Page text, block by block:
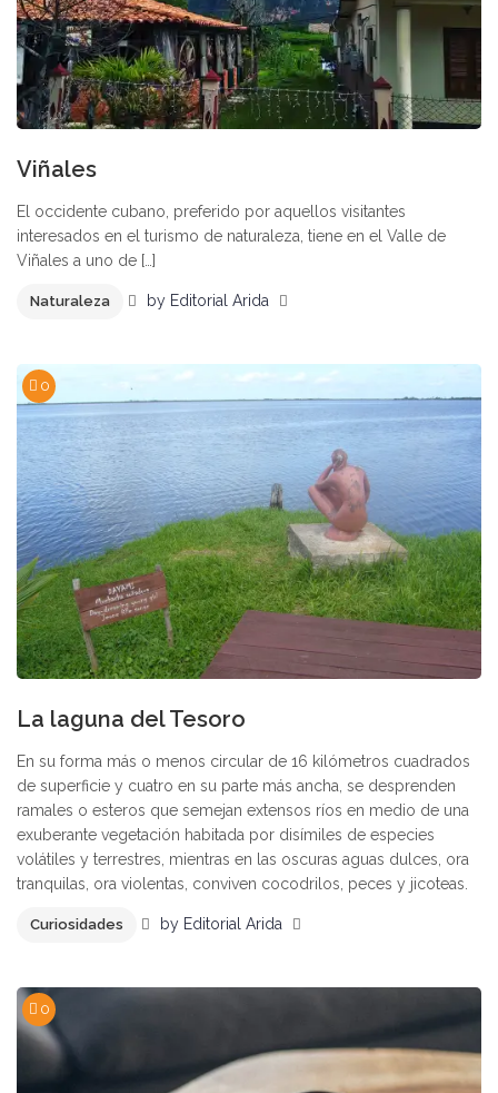
Viñales
El occidente cubano, preferido por aquellos visitantes
interesados en el turismo de naturaleza, tiene en el Valle de
Viñales a uno de […]
Naturaleza by Editorial Arida
0
La laguna del Tesoro
En su forma más o menos circular de 16 kilómetros cuadrados
de superficie y cuatro en su parte más ancha, se desprenden
ramales o esteros que semejan extensos ríos en medio de una
exuberante vegetación habitada por disímiles de especies
volátiles y terrestres, mientras en las oscuras aguas dulces, ora
tranquilas, ora violentas, conviven cocodrilos, peces y jicoteas.
Curiosidades by Editorial Arida
0